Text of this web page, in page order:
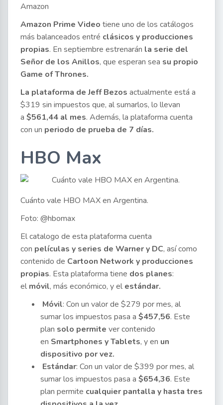
Amazon
Amazon Prime Video tiene uno de los catálogos
más balanceados entré clásicos y producciones
propias. En septiembre estrenarán la serie del
Señor de los Anillos, que esperan sea su propio
Game of Thrones.
La plataforma de Jeff Bezos actualmente está a
$319 sin impuestos que, al sumarlos, lo llevan
a $561,44 al mes. Además, la plataforma cuenta
con un periodo de prueba de 7 días.
HBO Max
Cuánto vale HBO MAX en Argentina.
Foto: @hbomax
El catalogo de esta plataforma cuenta
con películas y series de Warner y DC, así como
contenido de Cartoon Network y producciones
propias. Esta plataforma tiene dos planes:
el móvil, más económico, y el estándar.
Móvil: Con un valor de $279 por mes, al
sumar los impuestos pasa a $457,56. Este
plan solo permite ver contenido
en Smartphones y Tablets, y en un
dispositivo por vez.
Estándar: Con un valor de $399 por mes, al
sumar los impuestos pasa a $654,36. Este
plan permite cualquier pantalla y hasta tres